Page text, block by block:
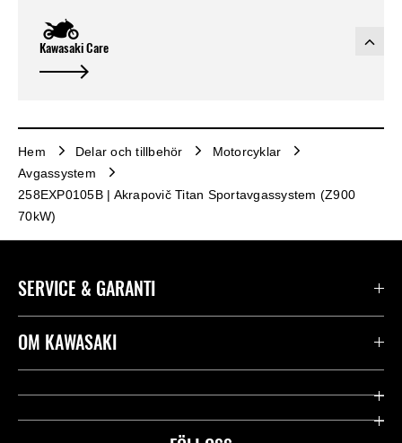
Kawasaki Care
Hem Delar och tillbehör
Motorcyklar
Avgassystem
258EXP0105B | Akrapovič Titan Sportavgassystem (Z900
70kW)
SERVICE & GARANTI
Kontakta oss
Användbara länkar
OM KAWASAKI
Företag